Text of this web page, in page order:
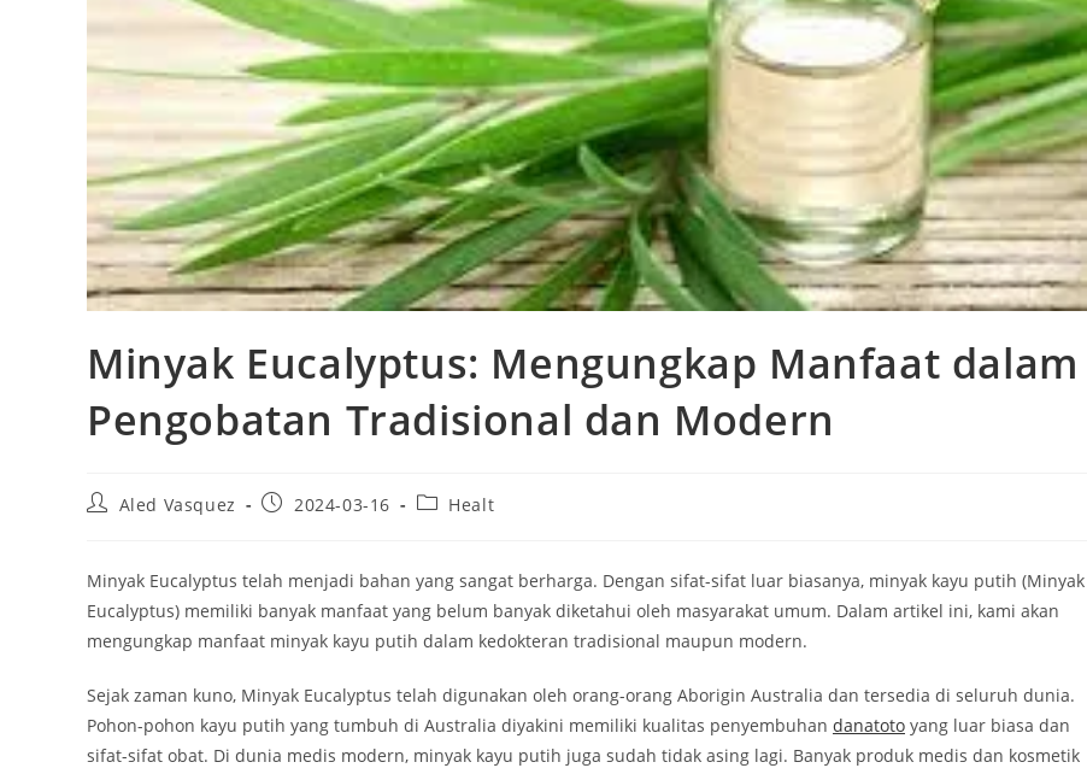
Minyak Eucalyptus: Mengungkap Manfaat dalam
Pengobatan Tradisional dan Modern
PostAled Vasquez
Post2024-03-16
PostHealt
Minyak Eucalyptus telah menjadi bahan yang sangat berharga. Dengan sifat-sifat luar biasanya, minyak kayu putih (Minyak
Eucalyptus) memiliki banyak manfaat yang belum banyak diketahui oleh masyarakat umum. Dalam artikel ini, kami akan
mengungkap manfaat minyak kayu putih dalam kedokteran tradisional maupun modern.
Sejak zaman kuno, Minyak Eucalyptus telah digunakan oleh orang-orang Aborigin Australia dan tersedia di seluruh dunia.
Pohon-pohon kayu putih yang tumbuh di Australia diyakini memiliki kualitas penyembuhan danatoto yang luar biasa dan
sifat-sifat obat. Di dunia medis modern, minyak kayu putih juga sudah tidak asing lagi. Banyak produk medis dan kosmetik